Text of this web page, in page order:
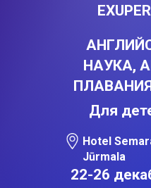
22-26
НАУКА,
Для
Hotel
Jūrmala